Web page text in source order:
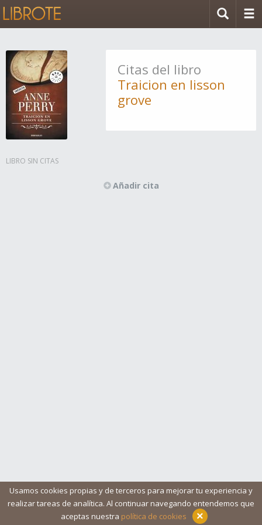
Usamos cookies propias y de terceros para mejorar tu experiencia y
realizar tareas de analítica. Al continuar navegando entendemos que
aceptas nuestra política de cookies ×
Citas del libro
Traicion en lisson
grove
LIBRO SIN CITAS
Añadir cita
Aviso legal